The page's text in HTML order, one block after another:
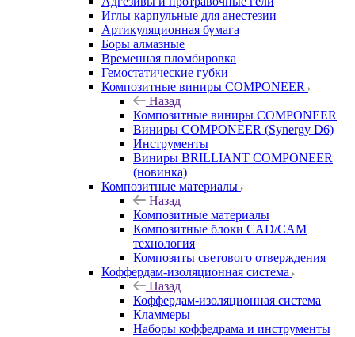
Иглы карпульные для анестезии
Артикуляционная бумага
Боры алмазные
Временная пломбировка
Гемостатические губки
Композитные виниры COMPONEER
Назад
Композитные виниры COMPONEER
Виниры COMPONEER (Synergy D6)
Инструменты
Виниры BRILLIANT COMPONEER
(новинка)
Композитные материалы
Назад
Композитные материалы
Композитные блоки CAD/СAM
технология
Композиты светового отверждения
Коффердам-изоляционная система
Назад
Коффердам-изоляционная система
Кламмеры
Наборы коффедрама и инструменты